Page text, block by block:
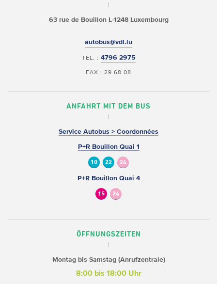
63 rue de BouillonL-1248 Luxembourg
autobus@vdl.lu
TEL. : 4796 2975
FAX : 29 68 08
ANFAHRT MIT DEM BUS
Service Autobus > Coordonnées
P+R Bouillon Quai 1
10 22 24
P+R Bouillon Quai 4
15 24
ÖFFNUNGSZEITEN
Montag bis Samstag (Anrufzentrale)
8:00 bis 18:00 Uhr